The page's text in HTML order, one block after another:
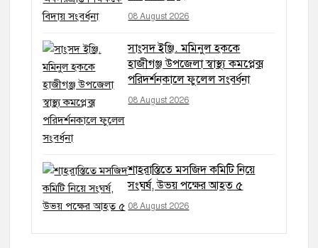
08 August 2026
সাংসদ ইঞ্জি. মমিনুল হককে
হাজীগঞ্জ উপজেলা স্বাস্থ্য কমপ্লেক্স
পরিদর্শনকালে ফুলেল সংবর্ধনা
08 August 2026
শাহরাস্তিতে মসজিদ কমিটি নিয়ে
সংঘর্ষ, উভয় পক্ষের আহত ৫
08 August 2026